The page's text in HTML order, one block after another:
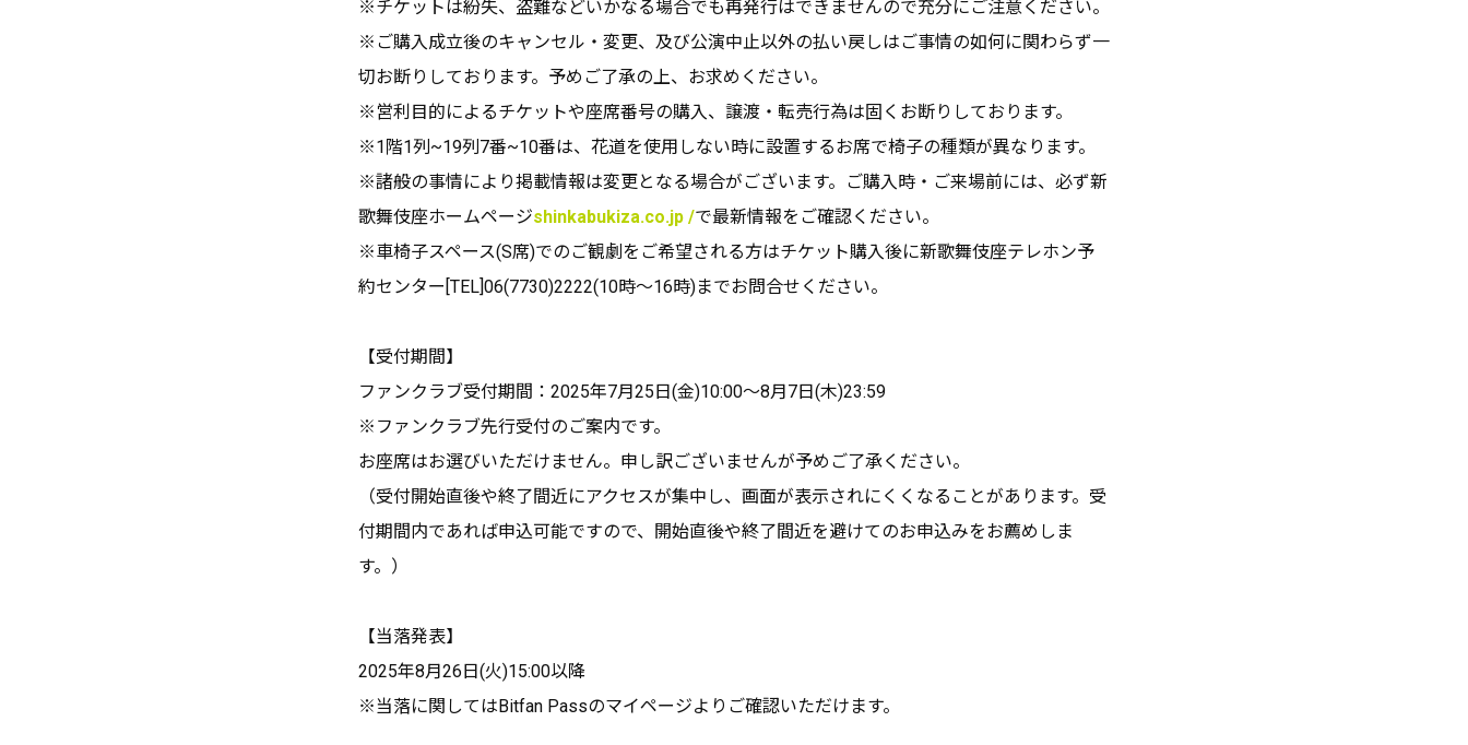
※チケットは紛失、盗難などいかなる場合でも再発行はできませんので充分にご注意ください。
※ご購入成立後のキャンセル・変更、及び公演中止以外の払い戻しはご事情の如何に関わらず一
切お断りしております。予めご了承の上、お求めください。
※営利目的によるチケットや座席番号の購入、譲渡・転売行為は固くお断りしております。
※1階1列~19列7番~10番は、花道を使用しない時に設置するお席で椅子の種類が異なります。
※諸般の事情により掲載情報は変更となる場合がございます。ご購入時・ご来場前には、必ず新
歌舞伎座ホームページshinkabukiza.co.jp /で最新情報をご確認ください。
※車椅子スペース(S席)でのご観劇をご希望される方はチケット購入後に新歌舞伎座テレホン予
約センター[TEL]06(7730)2222(10時〜16時)までお問合せください。
【受付期間】
ファンクラブ受付期間：2025年7月25日(金)10:00～8月7日(木)23:59
※ファンクラブ先行受付のご案内です。
お座席はお選びいただけません。申し訳ございませんが予めご了承ください。
（受付開始直後や終了間近にアクセスが集中し、画面が表示されにくくなることがあります。受
付期間内であれば申込可能ですので、開始直後や終了間近を避けてのお申込みをお薦めしま
す。）
【当落発表】
2025年8月26日(火)15:00以降
※当落に関してはBitfan Passのマイページよりご確認いただけます。